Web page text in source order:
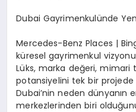
Dubai Gayrimenkulünde
Mercedes-Benz Places |
küresel gayrimenkul
Lüks, marka değeri, mimari
potansiyelini tek bir projede
Dubai’nin neden dünyanın
merkezlerinden biri olduğ